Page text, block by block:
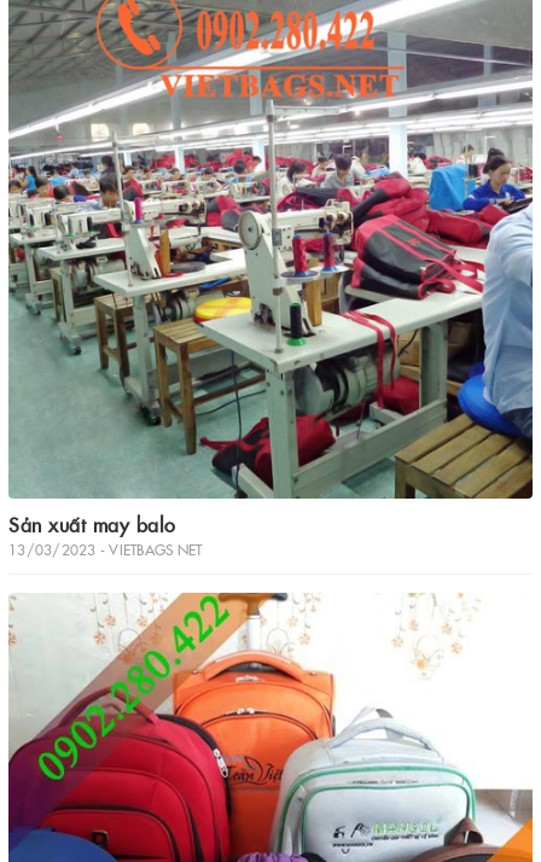
Sản xuất may balo
13/03/2023 - VIETBAGS NET